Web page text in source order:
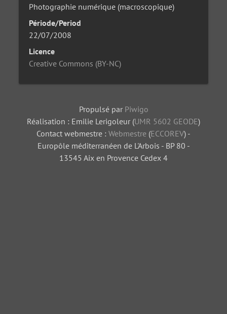
Photographie numérique (macroscopique)
Période/Period
22/07/2008
Licence
Creative Commons (BY-NC)
Propulsé par Piwigo
Réalisation : Emilie Lerigoleur (UMR 5602 GEODE)
Contact webmestre : Webmestre (ECCOREV) -
Europôle méditerranéen de L'Arbois - BP 80 -
13545 Aix en Provence Cedex 4